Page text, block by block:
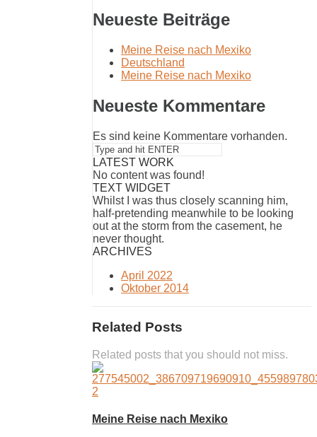
Neueste Beiträge
Meine Reise nach Mexiko
Deutschland
Meine Reise nach Mexiko
Neueste Kommentare
Es sind keine Kommentare vorhanden.
LATEST WORK
No content was found!
TEXT WIDGET
Whilst I was thus closely scanning him,
half-pretending meanwhile to be looking
out at the storm from the casement, he
never thought.
ARCHIVES
April 2022
Oktober 2014
Related Posts
Related posts that you should not miss.
Meine Reise nach Mexiko